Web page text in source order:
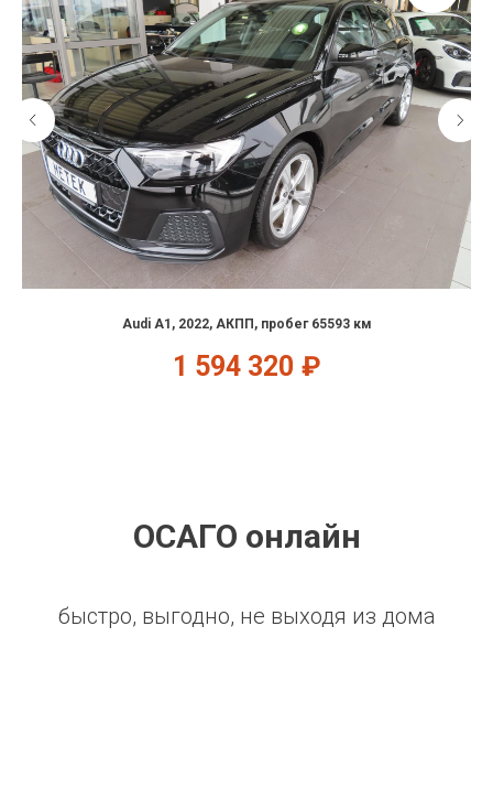
Audi A1, 2022, АКПП, пробег 65593 км
1 594 320 ₽
ОСАГО онлайн
быстро, выгодно, не выходя из дома